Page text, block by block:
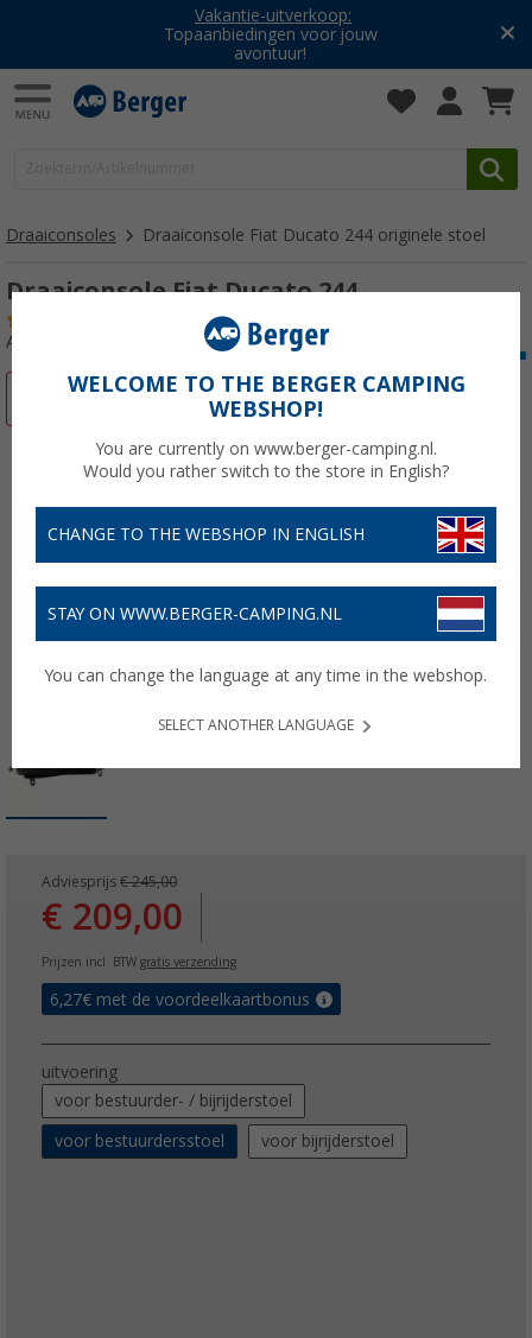
Vakantie-uitverkoop:
Topaanbiedingen voor jouw
avontuur!
Draaiconsoles Draaiconsole Fiat Ducato 244 originele stoel
Draaiconsole Fiat Ducato 244
Artikelnr: 197490
-14%
Adviesprijs € 245,00
€ 209,00
Prijzen incl. BTW gratis verzending
6,27€ met de voordeelkaartbonus
uitvoering
voor bestuurder- / bijrijderstoel
voor bestuurdersstoel voor bijrijderstoel
WELCOME TO THE BERGER CAMPING
WEBSHOP!
You are currently on www.berger-camping.nl.
Would you rather switch to the store in English?
CHANGE TO THE WEBSHOP IN ENGLISH
STAY ON WWW.BERGER-CAMPING.NL
You can change the language at any time in the webshop.
SELECT ANOTHER LANGUAGE